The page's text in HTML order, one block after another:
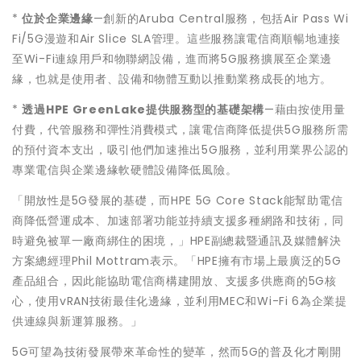
*位於企業邊緣—創新的Aruba Central服務，包括Air Pass Wi
Fi/5G漫遊和Air Slice SLA管理。這些服務讓電信商順暢地連接
至Wi-Fi連線用戶和物聯網設備，進而將5G服務擴展至企業邊
緣，也就是使用者、設備和物體互動以推動業務成長的地方。
*透過HPE GreenLake提供服務型的基礎架構—藉由按使用量
付費，代管服務和彈性消費模式，讓電信商降低提供5G服務所需
的預付資本支出，吸引他們加速推出5G服務，並利用業界公認的
專業電信與企業邊緣軟硬體設備降低風險。
「開放性是5G發展的基礎，而HPE 5G Core Stack能幫助電信
商降低營運成本、加速部署功能並持續支援多種網路和技術，同
時避免被單一廠商綁住的困境，」 HPE副總裁暨通訊及媒體解決
方案總經理Phil Mottram表示。「HPE擁有市場上最廣泛的5G
產品組合，因此能協助電信商構建開放、支援多供應商的5G核
心，使用vRAN技術最佳化邊緣，並利用MEC和Wi-Fi 6為企業提
供連線與新運算服務。」
5G可望為技術發展帶來革命性的變革，然而5G的普及化才剛開